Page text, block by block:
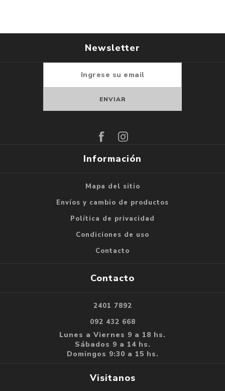
Newsletter
Información
Mapa del sitio
Envíos y cambio de productos
Política de privacidad
Condiciones de uso
Contacto
Contacto
2401 7892
092 432 668
Lunes a Viernes 9 a 18 hs.
Sábados 9 a 14 hs.
Domingos 9:30 a 15 hs.
Visitanos